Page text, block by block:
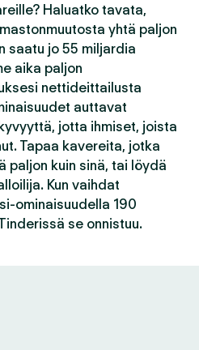
Haluatko tavata,
yhtä paljon
saatu jo 55 miljardia
aika paljon
nettideittailusta
auttavat
jotta ihmiset, joista
Tapaa kavereita, jotka
paljon kuin sinä, tai löydä
Kun vaihdat
ominaisuudella 190
se onnistuu.